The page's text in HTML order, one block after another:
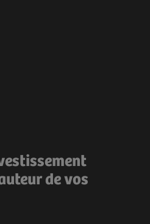
de vos